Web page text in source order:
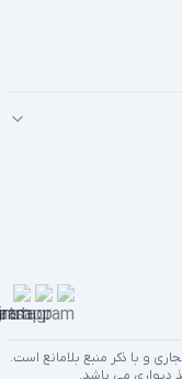
و با ذکر منبع بلامانع است.